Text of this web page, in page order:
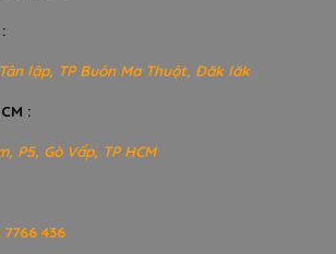
lập, TP Buôn Ma Thuột, Đăk lăk
:
P5, Gò Vấp, TP HCM
436